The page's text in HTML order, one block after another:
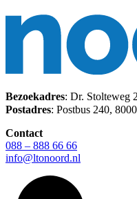
Bezoekadres: Dr. Stolteweg
Postadres: Postbus 240,
Contact
088 – 888 66 66
info@ltonoord.nl